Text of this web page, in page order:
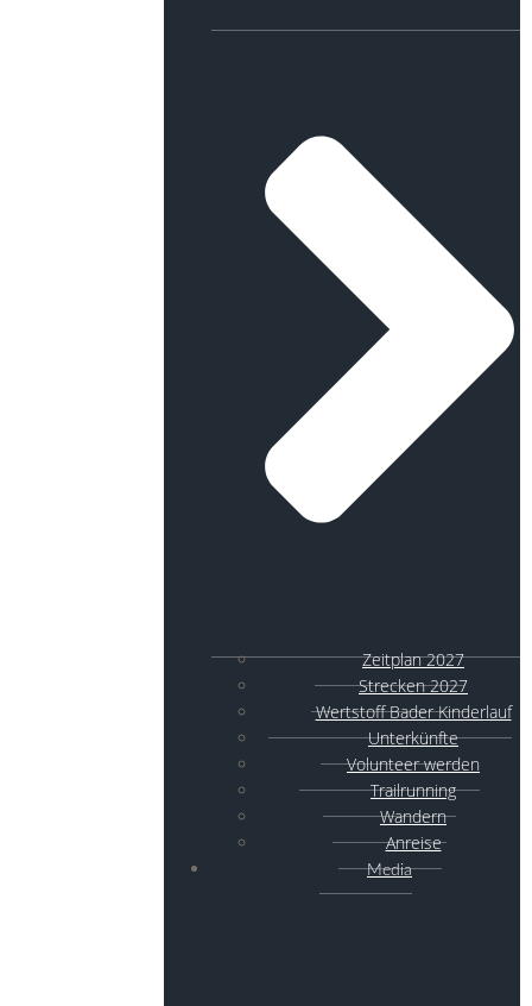
Zeitplan 2027
Strecken 2027
Wertstoff Bader Kinderlauf
Unterkünfte
Volunteer werden
Trailrunning
Wandern
Anreise
Media